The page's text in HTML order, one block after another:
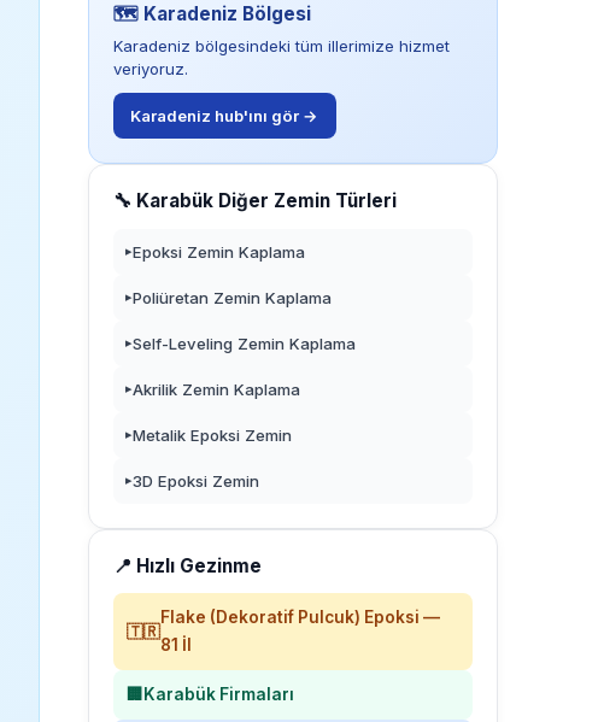
🗺️ Karadeniz Bölgesi
Karadeniz bölgesindeki tüm illerimize hizmet
veriyoruz.
Karadeniz hub'ını gör →
🔧 Karabük Diğer Zemin Türleri
▸Epoksi Zemin Kaplama
▸Poliüretan Zemin Kaplama
▸Self-Leveling Zemin Kaplama
▸Akrilik Zemin Kaplama
▸Metalik Epoksi Zemin
▸3D Epoksi Zemin
📍 Hızlı Gezinme
🇹🇷
Flake (Dekoratif Pulcuk) Epoksi —
81 İl
Karabük Firmaları